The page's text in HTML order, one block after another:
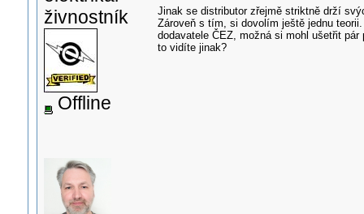
živnostník
Offline
Jinak se distributor zřejmě striktně drží
Zároveň s tím, si dovolím ještě jednu
dodavatele ČEZ, možná si mohl ušetřit
to vidíte jinak?